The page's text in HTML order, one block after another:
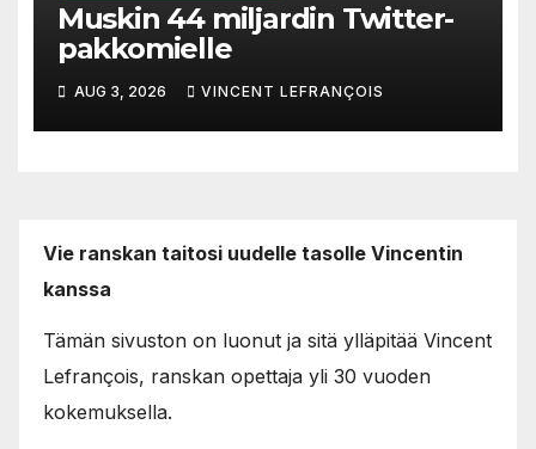
Muskin 44 miljardin Twitter-
pakkomielle
AUG 3, 2026 VINCENT LEFRANÇOIS
Vie ranskan taitosi uudelle tasolle Vincentin
kanssa
Tämän sivuston on luonut ja sitä ylläpitää Vincent
Lefrançois, ranskan opettaja yli 30 vuoden
kokemuksella.